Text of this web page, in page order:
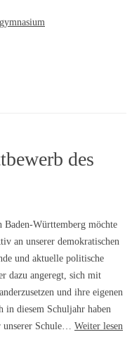
des
Baden-Württemberg möchte
an unserer demokratischen
und aktuelle politische
dazu angeregt, sich mit
und ihre eigenen
in diesem Schuljahr haben
unserer Schule… Weiter lesen